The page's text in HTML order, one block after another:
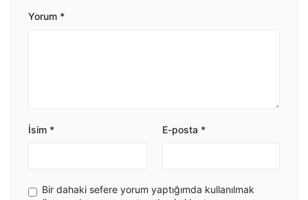
Yorum *
İsim * E-posta *
Bir dahaki sefere yorum yaptığımda kullanılmak